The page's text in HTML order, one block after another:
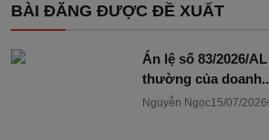
BÀI ĐĂNG ĐƯỢC ĐỀ XUẤT
Án lệ số 83/2026/
thường của
Nguyễn Ngọc15/07/2026